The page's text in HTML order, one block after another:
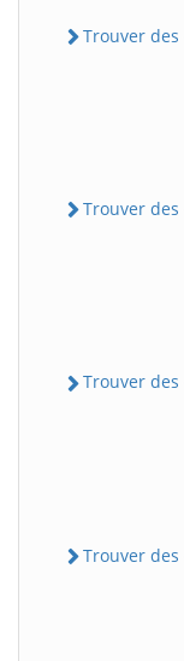
Trouver des
Trouver des
Trouver des
Trouver des